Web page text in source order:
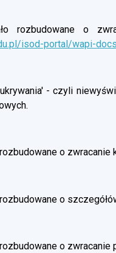
rozbudowane o
isod-portal/wapi-
- czyli
rozbudowane o
o
o zwracanie